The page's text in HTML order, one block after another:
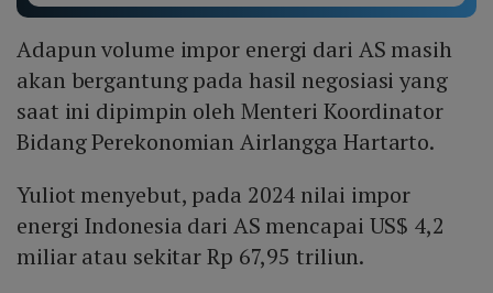
Adapun volume impor energi dari AS masih
akan bergantung pada hasil negosiasi yang
saat ini dipimpin oleh Menteri Koordinator
Bidang Perekonomian Airlangga Hartarto.
Yuliot menyebut, pada 2024 nilai impor
energi Indonesia dari AS mencapai US$ 4,2
miliar atau sekitar Rp 67,95 triliun.